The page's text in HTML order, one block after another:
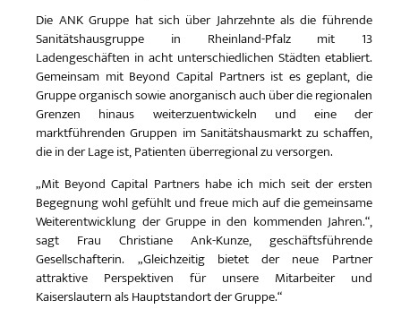
Die ANK Gruppe hat sich über Jahrzehnte als die führende
Sanitätshausgruppe in Rheinland-Pfalz mit 13
Ladengeschäften in acht unterschiedlichen Städten etabliert.
Gemeinsam mit Beyond Capital Partners ist es geplant, die
Gruppe organisch sowie anorganisch auch über die regionalen
Grenzen hinaus weiterzuentwickeln und eine der
marktführenden Gruppen im Sanitätshausmarkt zu schaffen,
die in der Lage ist, Patienten überregional zu versorgen.
„Mit Beyond Capital Partners habe ich mich seit der ersten
Begegnung wohl gefühlt und freue mich auf die gemeinsame
Weiterentwicklung der Gruppe in den kommenden Jahren.“,
sagt Frau Christiane Ank-Kunze, geschäftsführende
Gesellschafterin. „Gleichzeitig bietet der neue Partner
attraktive Perspektiven für unsere Mitarbeiter und
Kaiserslautern als Hauptstandort der Gruppe.“